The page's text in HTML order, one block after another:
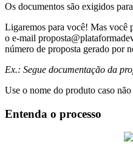
Os documentos são exigidos
Ligaremos para você! Mas você
o e-mail
número de proposta gerado por
Ex.: Segue documentação da
Use o nome do produto caso
Entenda o processo